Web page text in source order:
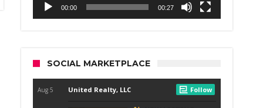
00:00 00:27
SOCIAL MARKETPLACE